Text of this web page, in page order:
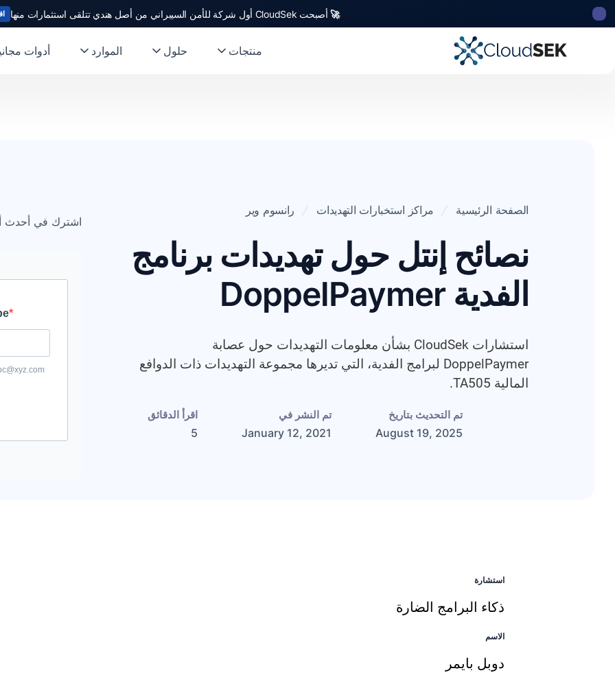
🚀 أصبحت CloudSek أول شركة للأمن السيبراني من أصل هندي تتلقى استثمارات منها
منتجات حلول الموارد أدوات
الصفحة الرئيسية مراكز استخبارات التهديدات رانسوم وير
نصائح إنتل حول تهديدات برنامج
الفدية DoppelPaymer
استشارات CloudSek بشأن معلومات التهديدات حول عصابة
DoppelPaymer لبرامج الفدية، التي تديرها مجموعة التهديدات ذات الدوافع
المالية TA505.
تم التحديث بتاريخ
August 19, 2025
تم النشر في
January 12, 2021
اقرأ الدقائق
5
اشترك في أحدث
استشارة
ذكاء البرامج الضارة
الاسم
دوبل بايمر